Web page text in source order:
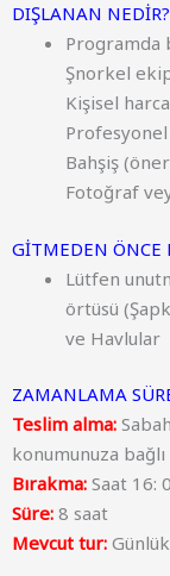
DIŞLANAN NEDİR?
Programda
Şnorkel
Kişisel
Bahşiş
Fotoğraf
GİTMEDEN ÖNCE
Lütfen
örtüsü
ve Havlular
ZAMANLAMA
Teslim alma:
konumunuza
Bırakma: Saat 16:
Süre: 8 saat
Mevcut tur: